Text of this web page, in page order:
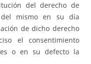
del derecho de
mismo en su día
de dicho derecho
el consentimiento
o en su defecto la